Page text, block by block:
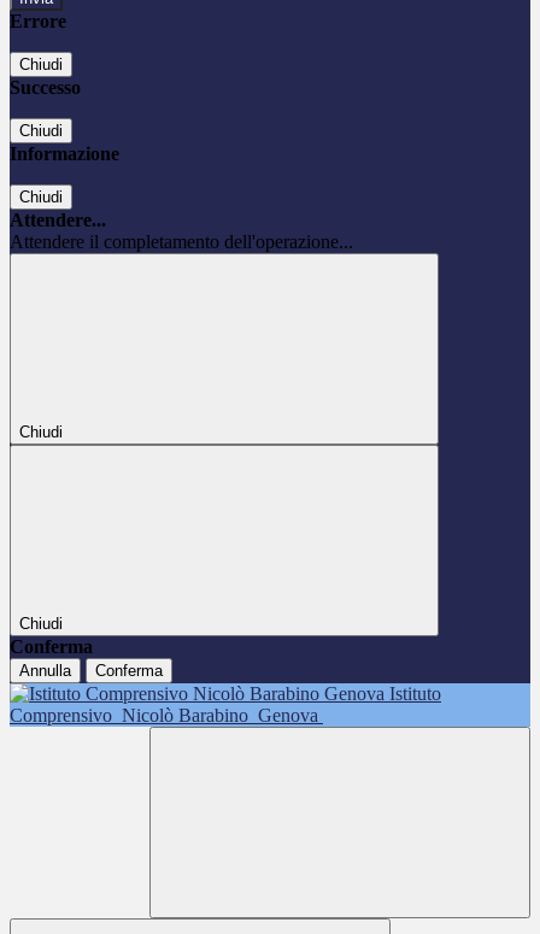
Errore
Chiudi
Successo
Chiudi
Informazione
Chiudi
Attendere...
Attendere il completamento dell'operazione...
Chiudi
Chiudi
Conferma
Annulla Conferma
Istituto
Comprensivo Nicolò Barabino Genova